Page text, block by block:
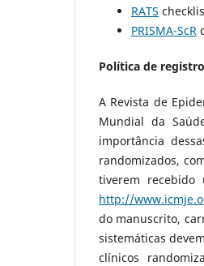
RATS
PRISMA-ScR
Política de
A Revista de
Mundial da
importância
randomizados,
tiverem
http://
do manuscrito,
sistemáticas
clínicos